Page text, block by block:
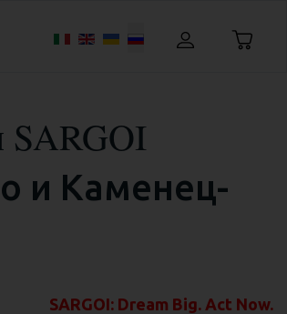
Выберите язык
SARGOI
и Каменец-
SARGOI: Dream Big. Act Now.